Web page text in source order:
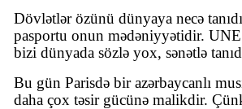
Dövlətlər özünü dünyaya necə
pasportu onun mədəniyyətidir.
bizi dünyada sözlə yox, sənətlə
Bu gün Parisdə bir azərbaycanlı
daha çox təsir gücünə malikdir.